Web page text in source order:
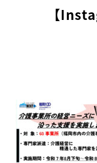
【